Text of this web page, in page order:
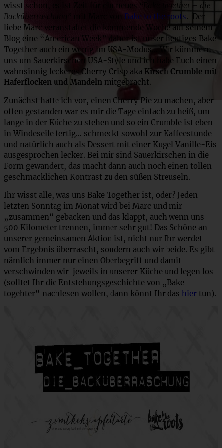
wisst schon, es ist Zeit für ein neues “Bake together – die
Backüberraschung”
mit Marc von Bake to the roots. Der
liebe Marc veranstaltet die kommende Woche auf seinem
Blog eine “American Week” daher ist unser heutiges Bake
Together auch ein wenig im USA-Modus… Wir kümmern
uns um Sauerkirschen USA-Style und ich habe Euch einen
wahnsinnig leckeres Cherry Crisp aka Kirsch Crumble mit
Haferflocken und Mandeln mitgebracht.
Zunächst hatte ich vor, einen Cherry Pie zu machen, aber
offen gestanden war es mir die Tage einfach zu heiß, um
lange in der Küche zu stehen und so ein Crumble ist eben
in Windeseile fertig… schmeckt sowohl zur Kaffeestunde
und natürlich auch als Dessert mit einer Kugel Vanille-Eis
ausgesprochen lecker. Bei mir sind Sauerkirschen in die
Form gewandert, das macht dann auch noch einen tollen
geschmacklichen Kontrast zu den süßen Streuseln.
Ihr wisst alle, was uns Bake Together ist, oder? Jeden
letzten Sonntag im Monat wird bei Marc und mir
„zusammen“ gebacken und das klappt, auch wenn uns
500 Kilometer trennen, immer sehr gut! Das Schöne an
unserer gemeinsamen Aktion ist, nicht nur Ihr werdet
vom Ergebnis überrascht, sondern auch wir beide. Es gibt
nämlich immer nur einen Oberbegriff und damit
verschwinden wir jeweils in unserer Küche und legen los
(solltet Ihr die Entstehungsgeschichte von „Bake
togehter“ nachlesen wollen, dann könnt Ihr das hier tun).